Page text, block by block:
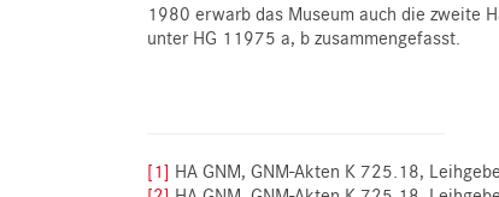
1980 erwarb das Museum auch die zweite
unter HG 11975 a, b zusammengefasst.
[1] HA GNM, GNM-Akten K 725.18,